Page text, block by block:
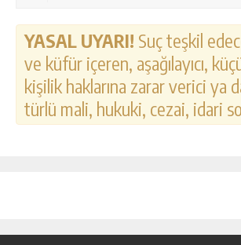
YASAL UYARI! Suç teşkil
ve küfür içeren, aşağılayıcı,
kişilik haklarına zarar verici
türlü mali, hukuki, cezai, idari